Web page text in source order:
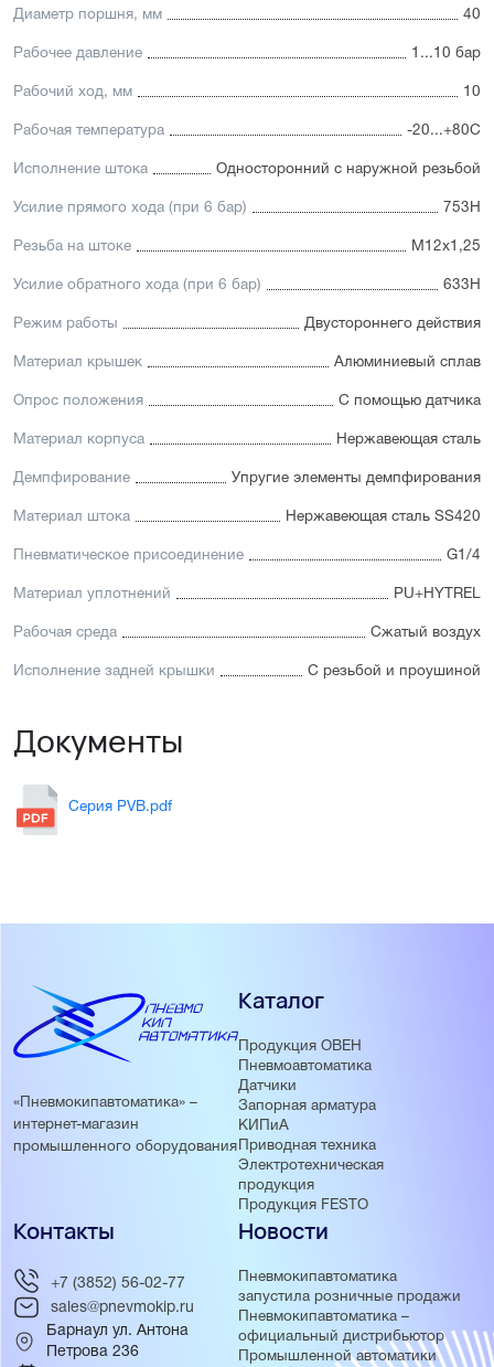
пищевой промышленности
Низкий уровень шума работы
частиц в полость цилиндра
Диаметр поршня, мм 40
Рабочее давление 1...10 бар
Рабочий ход, мм 10
Рабочая температура -20...+80С
Исполнение штока Односторонний с наружной резьбой
Усилие прямого хода (при 6 бар) 753Н
Резьба на штоке М12х1,25
Усилие обратного хода (при 6 бар) 633Н
Режим работы Двустороннего действия
Материал крышек Алюминиевый сплав
Опрос положения С помощью датчика
Материал корпуса Нержавеющая сталь
Демпфирование Упругие элементы демпфирования
Материал штока Нержавеющая сталь SS420
Пневматическое присоединение G1/4
Материал уплотнений PU+HYTREL
Рабочая среда Сжатый воздух
Исполнение задней крышки С резьбой и проушиной
Документы
Серия PVB.pdf
«Пневмокипавтоматика» –
интернет-магазин
промышленного оборудования
Каталог
Продукция ОВЕН
Пневмоавтоматика
Датчики
Запорная арматура
КИПиА
Приводная техника
Электротехническая
продукция
Продукция FESTO
Новости
Пневмокипавтоматика
запустила розничные продажи
Пневмокипавтоматика –
официальный дистрибьютор
Промышленной автоматики
Контакты
+7 (3852) 56-02-77
sales@pnevmokip.ru
Барнаул ул. Антона
Петрова 236